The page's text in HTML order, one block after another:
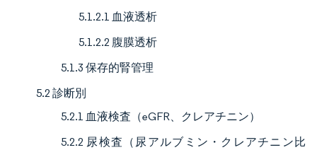
5.1.2.1 血液透析
5.1.2.2 腹膜透析
5.1.3 保存的腎管理
5.2 診断別
5.2.1 血液検査（eGFR、クレアチニン）
5.2.2 尿検査（尿アルブミン・クレアチニン比